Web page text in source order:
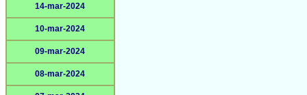
14-mar-2024
10-mar-2024
09-mar-2024
08-mar-2024